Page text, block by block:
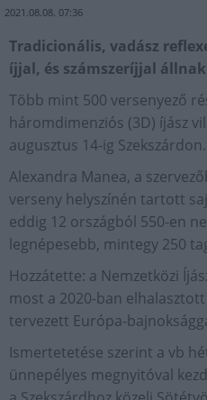
2021.08.08. 07:36
Tradicionális, vadász
íjjal, és számszeríjjal
Több mint 500 versenyező
háromdimenziós (3D) íjász
augusztus 14-ig Szekszárdon.
Alexandra Manea, a
verseny helyszínén tartott
eddig 12 országból 550-en
legnépesebb, mintegy 250
Hozzátette: a Nemzetközi
most a 2020-ban
tervezett Európa-
Ismertetetése szerint a vb
ünnepélyes megnyitóval